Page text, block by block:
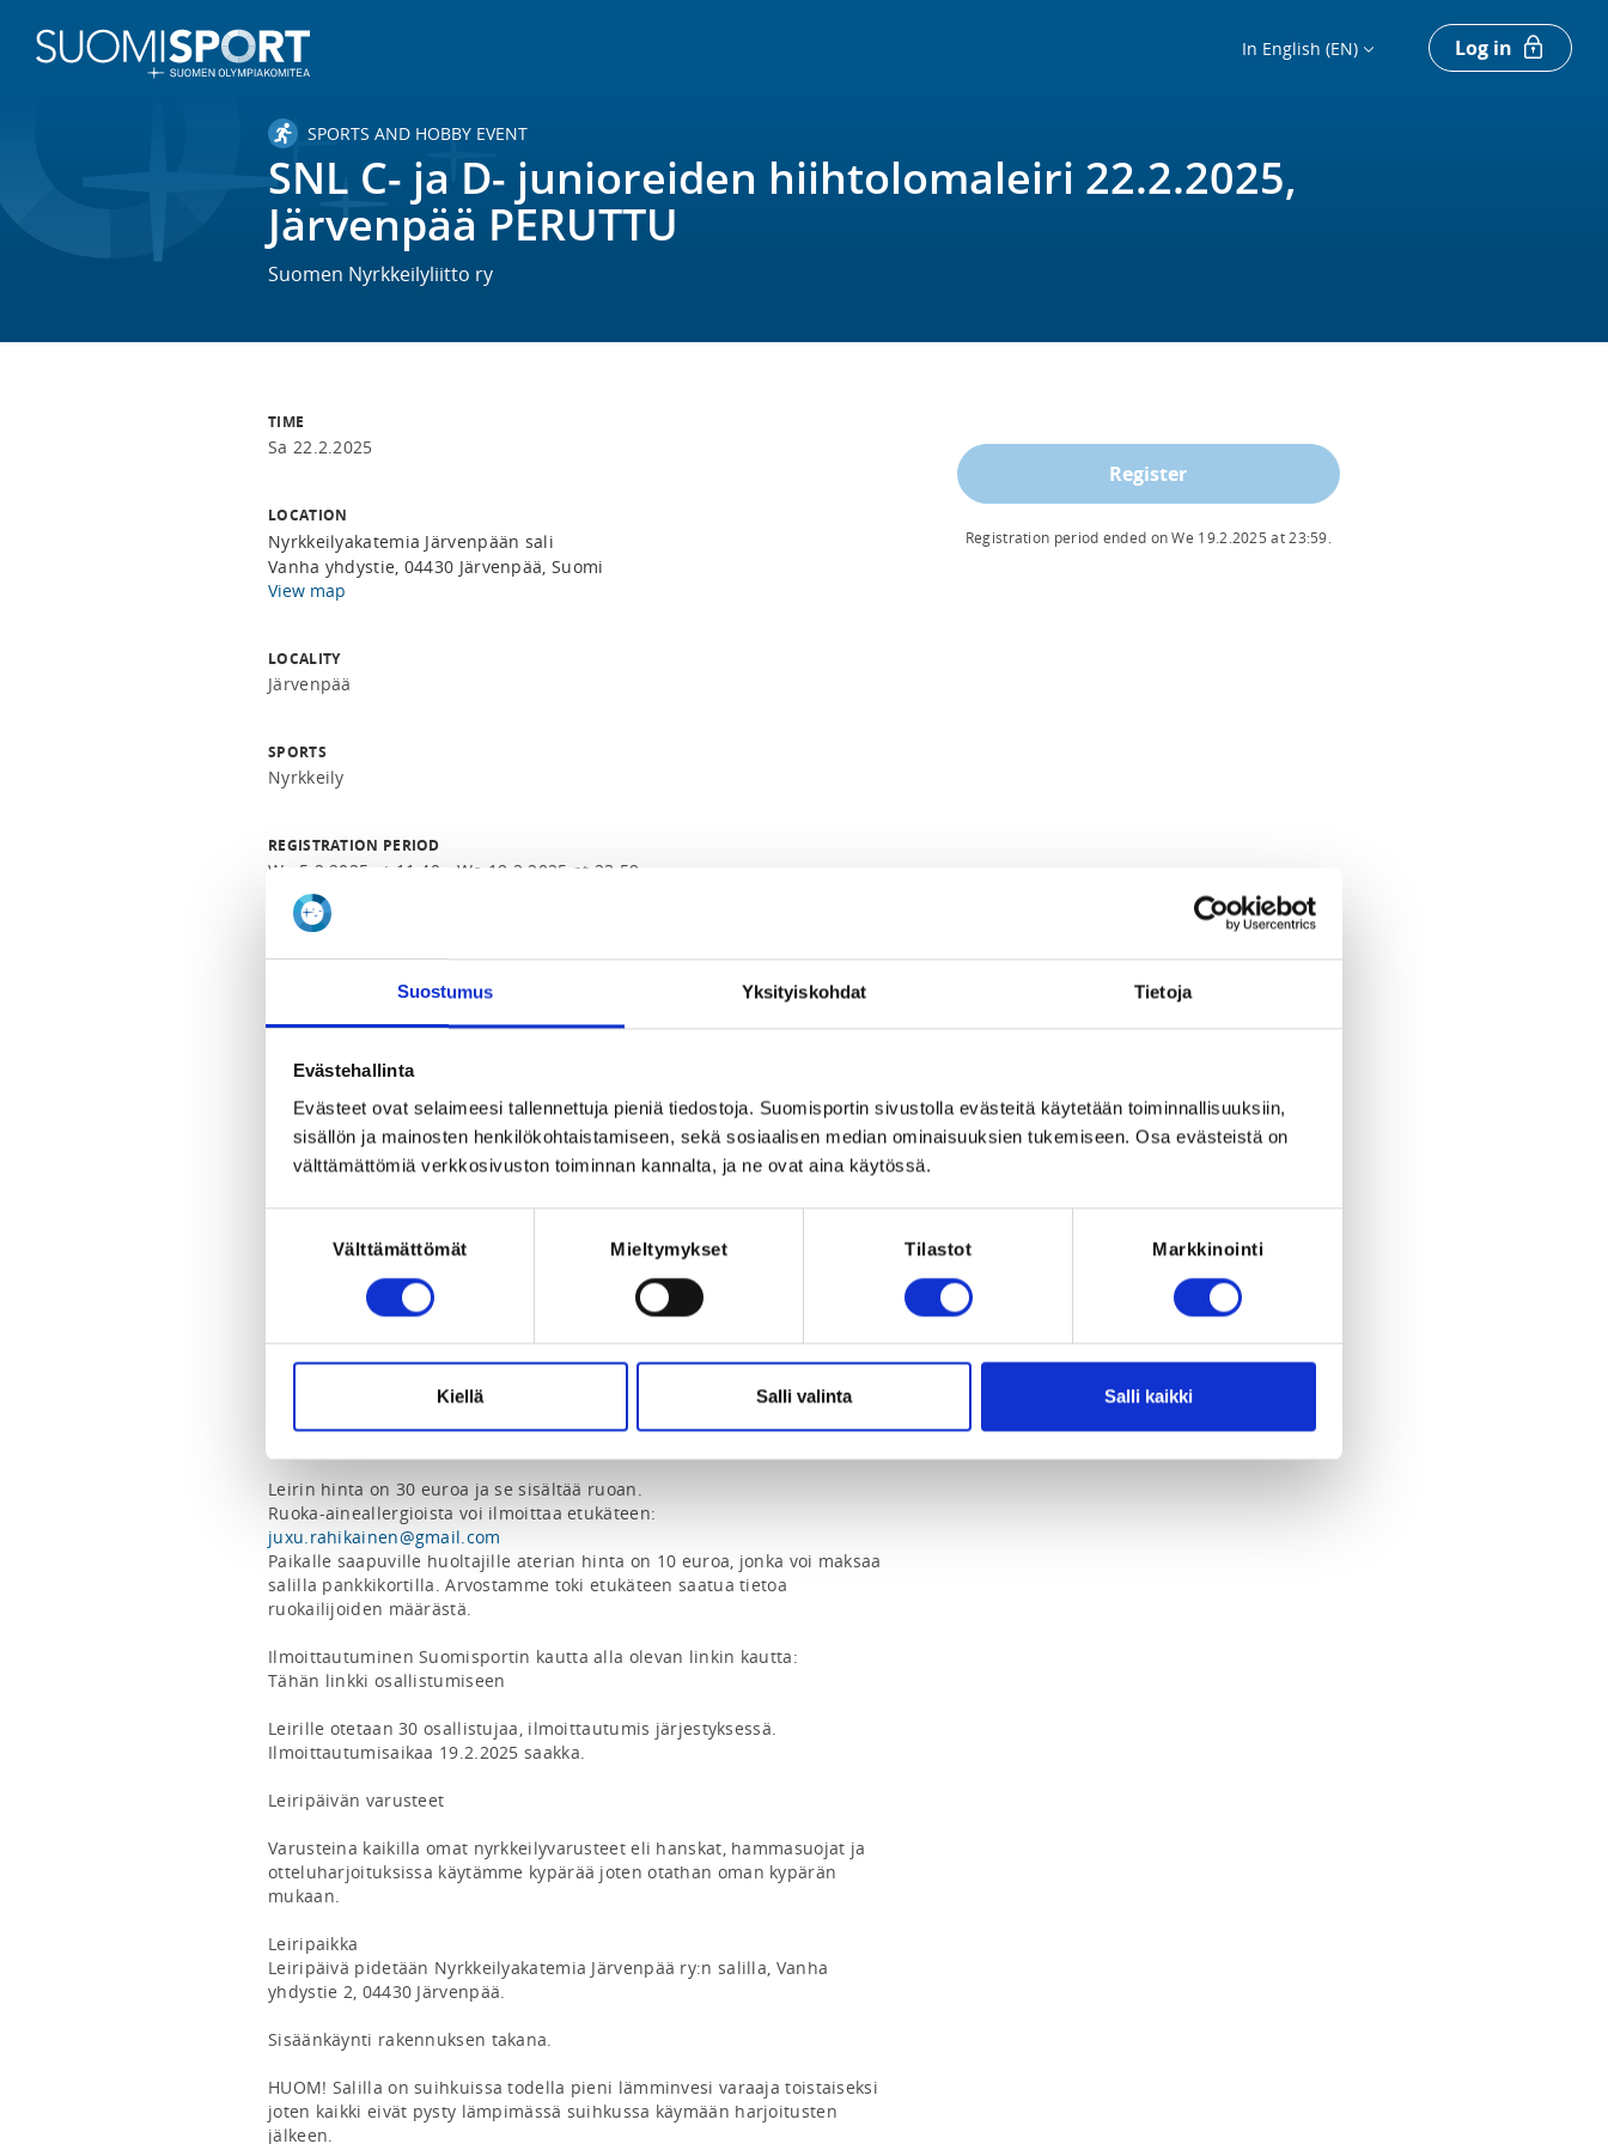
Suostumus Yksityiskohdat Tietoja
Evästehallinta
Evästeet ovat selaimeesi tallennettuja pieniä tiedostoja. Suomisportin sivustolla evästeitä käytetään toiminnallisuuksiin,
sisällön ja mainosten henkilökohtaistamiseen, sekä sosiaalisen median ominaisuuksien tukemiseen. Osa evästeistä on
välttämättömiä verkkosivuston toiminnan kannalta, ja ne ovat aina käytössä.
Välttämättömät Mieltymykset Tilastot Markkinointi
Kiellä Salli valinta Salli kaikki
In English (EN) Log in
SPORTS AND HOBBY EVENT
SNL C- ja D- junioreiden hiihtolomaleiri 22.2.2025,
Järvenpää PERUTTU
Suomen Nyrkkeilyliitto ry
TIME
Sa 22.2.2025
LOCATION
Nyrkkeilyakatemia Järvenpään sali
Vanha yhdystie, 04430 Järvenpää, Suomi
View map
LOCALITY
Järvenpää
SPORTS
Nyrkkeily
REGISTRATION PERIOD
We 5.2.2025 at 11:40 - We 19.2.2025 at 23:59
PRICE
Perushinta urheilija 30,00 € - Sisältää leirin ja ruoan
ADDITIONAL INFORMATION
Jukka Rahikainen
juxu.rahikainen@gmail.com
0400 771540
Nuorisovaliokunta järjestää nyrkkeilyleiripäivän vuosina 2011, 2012, 2013
ja 2014 syntyneille junioreille.
kuitenkin olla hallussa.
Aikataulu ja ohjelma
Päivän aikana on kaksi harjoitussessiota seuraavasti:
•	klo 10.00 - 11.30  ensimmäinen harjoitus
Leirin hinta on 30 euroa ja se sisältää ruoan.
juxu.rahikainen@gmail.com
Paikalle saapuville huoltajille aterian hinta on 10 euroa, jonka voi maksaa
salilla pankkikortilla. Arvostamme toki etukäteen saatua tietoa
ruokailijoiden määrästä.
Ilmoittautuminen Suomisportin kautta alla olevan linkin kautta:
Tähän linkki osallistumiseen
Leirille otetaan 30 osallistujaa, ilmoittautumis järjestyksessä.
Ilmoittautumisaikaa 19.2.2025 saakka.
Leiripäivän varusteet
Varusteina kaikilla omat nyrkkeilyvarusteet eli hanskat, hammasuojat ja
otteluharjoituksissa käytämme kypärää joten otathan oman kypärän
mukaan.
Leiripaikka
Leiripäivä pidetään Nyrkkeilyakatemia Järvenpää ry:n salilla, Vanha
yhdystie 2, 04430 Järvenpää.
Sisäänkäynti rakennuksen takana.
HUOM! Salilla on suihkuissa todella pieni lämminvesi varaaja toistaiseksi
joten kaikki eivät pysty lämpimässä suihkussa käymään harjoitusten
jälkeen.
Register
Registration period ended onWe 19.2.2025 at23:59.